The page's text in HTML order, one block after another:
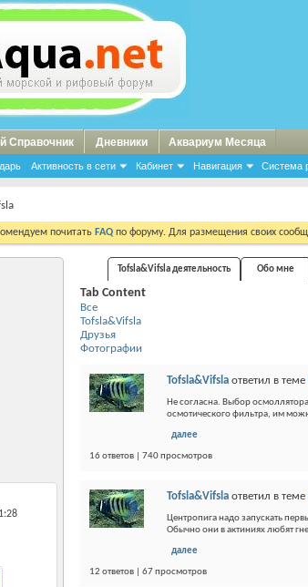
Активность в сети Кабинет Навигация Система
Справочник Дневники Аквариум Месяца
почитать FAQ по форуму. Для размещения своих
Tofsla&Vifsla деятельность Обо мне
Tab Content
Все
Tofsla&Vifsla
Друзья
Фотографии
Tofsla&Vifsla ответил в теме
Не согласна. Выбор
осмотического фильтра, им
далее
16 ответов | 740 просмотров
Tofsla&Vifsla ответил в теме
Центропига надо запускать
Обычно они в актиниях любят
далее
12 ответов | 67 просмотров